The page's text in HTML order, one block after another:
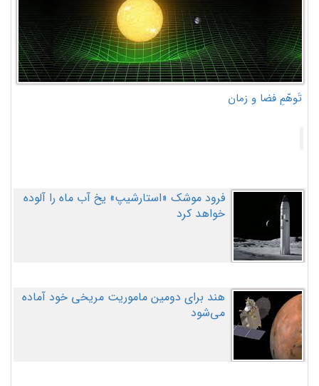
تَوهّمِ فضا و زمان
فرود موشک «استارشیپ» یخ آب ماه را آلوده
خواهد کرد
هند برای دومین ماموریت مریخی خود آماده
می‌شود